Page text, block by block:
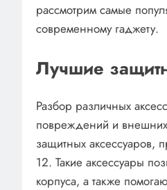
рассмотрим самые
современному гаджету.
Лучшие
Разбор различных
повреждений и
защитных аксессуаров,
12. Такие аксессуары
корпуса, а также